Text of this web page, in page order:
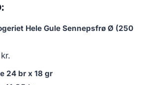
Hele Gule Sennepsfrø Ø (250
kr.
aktuelle
24 br x 18 gr